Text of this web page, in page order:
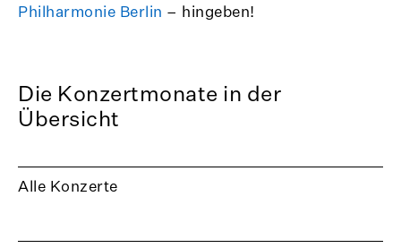
Philharmonie Berlin – hingeben!
Die Konzertmonate in der
Übersicht
Alle Konzerte